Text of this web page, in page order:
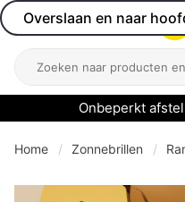
Overslaan en naar
Open menu
Zoeken
Onbeperkt
menu
Home Zonnebrillen